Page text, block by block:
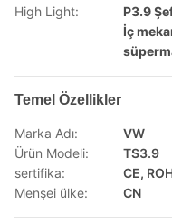
High Light:
P3.9
İç
Temel Özellikler
Marka Adı:
VW
Ürün Modeli:
TS3.9
sertifika:
CE,
Menşei ülke:
CN